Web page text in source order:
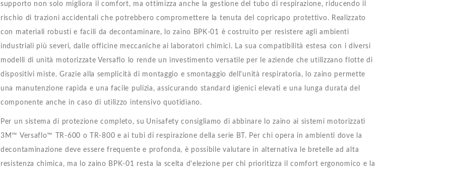
supporto non solo migliora il comfort, ma ottimizza anche la gestione del tubo di respirazione, riducendo il
rischio di trazioni accidentali che potrebbero compromettere la tenuta del copricapo protettivo. Realizzato
con materiali robusti e facili da decontaminare, lo zaino BPK-01 è costruito per resistere agli ambienti
industriali più severi, dalle officine meccaniche ai laboratori chimici. La sua compatibilità estesa con i diversi
modelli di unità motorizzate Versaflo lo rende un investimento versatile per le aziende che utilizzano flotte di
dispositivi miste. Grazie alla semplicità di montaggio e smontaggio dell'unità respiratoria, lo zaino permette
una manutenzione rapida e una facile pulizia, assicurando standard igienici elevati e una lunga durata del
componente anche in caso di utilizzo intensivo quotidiano.
Per un sistema di protezione completo, su Unisafety consigliamo di abbinare lo zaino ai sistemi motorizzati
3M™ Versaflo™ TR-600 o TR-800 e ai tubi di respirazione della serie BT. Per chi opera in ambienti dove la
decontaminazione deve essere frequente e profonda, è possibile valutare in alternativa le bretelle ad alta
resistenza chimica, ma lo zaino BPK-01 resta la scelta d'elezione per chi prioritizza il comfort ergonomico e la